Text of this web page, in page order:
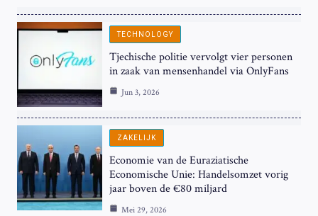
TECHNOLOGY
Tjechische politie vervolgt vier personen
in zaak van mensenhandel via OnlyFans
Jun 3, 2026
ZAKELIJK
Economie van de Euraziatische
Economische Unie: Handelsomzet vorig
jaar boven de €80 miljard
Mei 29, 2026